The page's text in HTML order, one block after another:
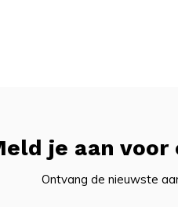
je aan
Ontvang de nieuwste